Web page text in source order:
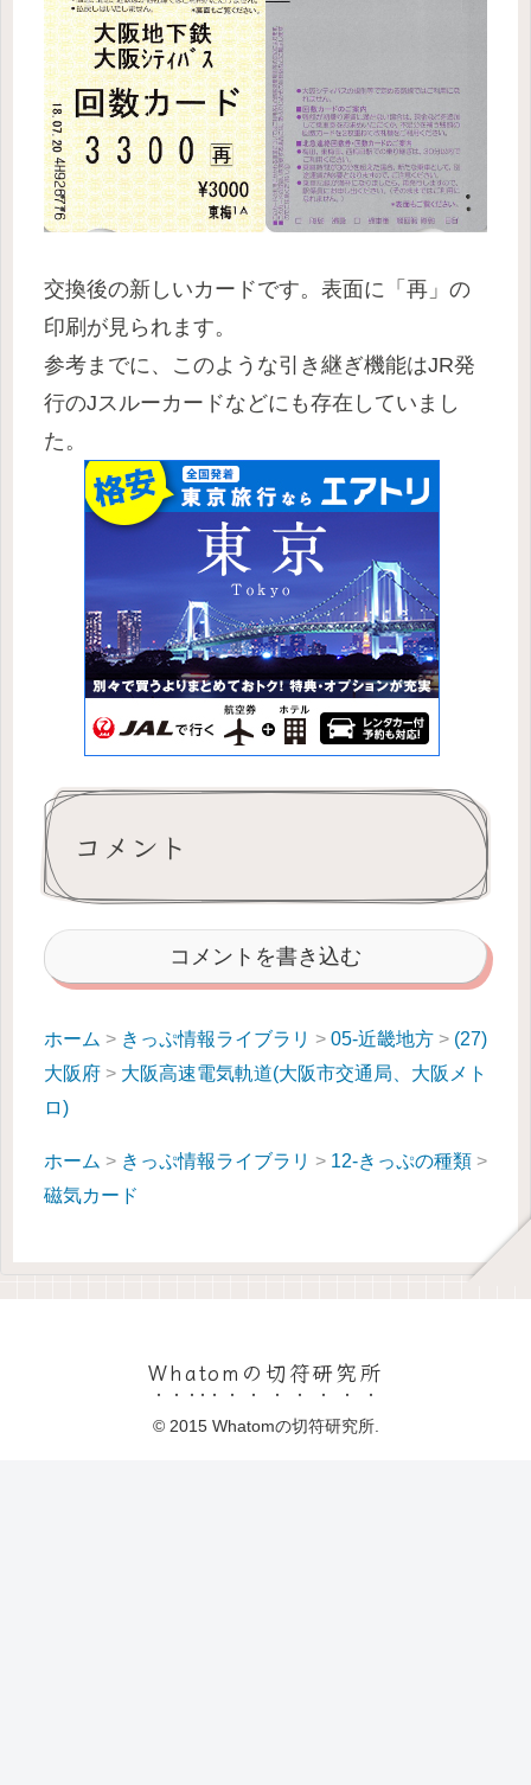
交換後の新しいカードです。表面に「再」の
印刷が見られます。
参考までに、このような引き継ぎ機能はJR発
行のJスルーカードなどにも存在していまし
た。
コメント
コメントを書き込む
ホーム > きっぷ情報ライブラリ > 05-近畿地方 > (27)
大阪府 > 大阪高速電気軌道(大阪市交通局、大阪メト
ロ)
ホーム > きっぷ情報ライブラリ > 12-きっぷの種類 >
磁気カード
Whatomの切符研究所
© 2015 Whatomの切符研究所.